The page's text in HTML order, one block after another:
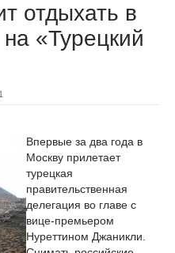
отдыхать в
«Турецкий
Впервые за два года в
Москву прилетает
турецкая
правительственная
делегация во главе с
вице-премьером
Нуреттином Джаникли.